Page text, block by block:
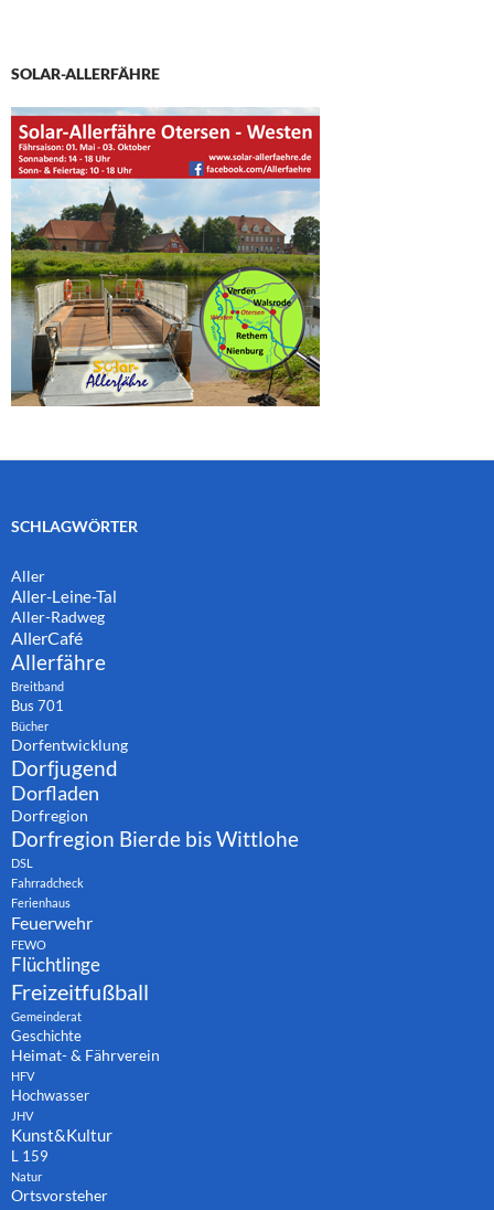
SOLAR-ALLERFÄHRE
SCHLAGWÖRTER
Aller
Aller-Leine-Tal
Aller-Radweg
AllerCafé
Allerfähre
Breitband
Bus 701
Bücher
Dorfentwicklung
Dorfjugend
Dorfladen
Dorfregion
Dorfregion Bierde bis Wittlohe
DSL
Fahrradcheck
Ferienhaus
Feuerwehr
FEWO
Flüchtlinge
Freizeitfußball
Gemeinderat
Geschichte
Heimat- & Fährverein
HFV
Hochwasser
JHV
Kunst&Kultur
L 159
Natur
Ortsvorsteher